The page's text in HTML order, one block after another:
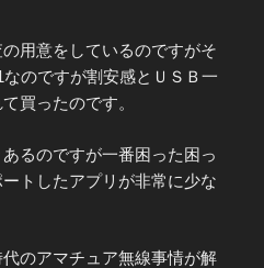
用意をしているのですがそ
のですが割安感とＵＳＢ一
買ったのです。
るのですが一番困った困っ
トしたアプリが非常に少な
のアマチュア無線事情が解